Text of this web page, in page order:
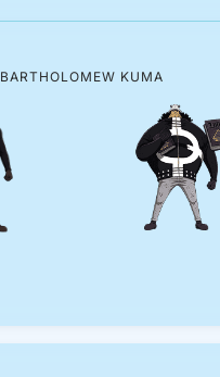
BARTHOLOMEW KUMA